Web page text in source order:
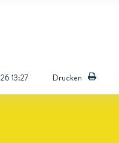
13:27 Drucken